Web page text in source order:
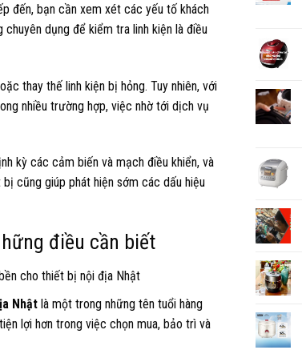
đến, bạn cần xem xét các yếu tố khách
dụng để kiểm tra linh kiện là điều
thay thế linh kiện bị hỏng. Tuy nhiên, với
nhiều trường hợp, việc nhờ tới dịch vụ
kỳ các cảm biến và mạch điều khiển, và
cũng giúp phát hiện sớm các dấu hiệu
điều cần biết
Nhật là một trong những tên tuổi hàng
lợi hơn trong việc chọn mua, bảo trì và